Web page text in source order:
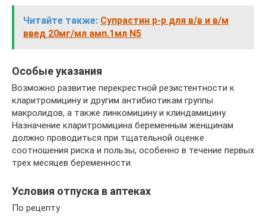
Читайте также: Супрастин р-р для в/в и в/м
введ 20мг/мл амп.1мл N5
Особые указания
Возможно развитие перекрестной резистентности к
кларитромицину и другим антибиотикам группы
макролидов, а также линкомицину и клиндамицину.
Назначение кларитромицина беременным женщинам
должно проводиться при тщательной оценке
соотношения риска и пользы, особенно в течение первых
трех месяцев беременности.
Условия отпуска в аптеках
По рецепту